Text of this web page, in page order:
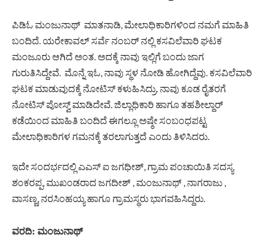
ಪಿಡಿಓ ಮಂಜುನಾಥ್ ಮಾತನಾಡಿ, ಮೇಲಾಧಿಕಾರಿಗಳಿಂದ ನಮಗೆ ಮಾಹಿತಿ
ಬಂದಿದೆ. ಯರೇಕಾವಲ್ ಸರ್ವೆ ನಂಬರ್ ನಲ್ಲಿ ಕಸವಿಲೆವಾರಿ ಘಟಕ
ಮಂಜೂರು ಆಗಿದೆ ಅಂತ. ಅದಕ್ಕೆ ನಾವು ಇಲ್ಲಿಗೆ ಬಂದು ಜಾಗ
ಗುರುತಿಸಿದ್ದೇವೆ. ಮೊನ್ನೆ ಇಓ, ನಾವು ಸ್ಥಳ ನೋಡಿ ಹೋಗಿದ್ದೆವು. ಕಸವಿಲೆವಾರಿ
ಘಟಕ ಮಾಡುವುದಕ್ಕೆ ನೋಟಿಸ್ ಕಳುಹಿಸಿದ್ರು. ನಾವು ಕೂಡ ರೈತರಗೆ
ನೋಟಿಸ್ ಪೋಸ್ವ್ ಮಾಡಿದೇವೆ. ಜಿಲ್ಲಾಧಿಕಾರಿ ಹಾಗೂ ತಹಶೀಲ್ದಾರ್
ಕಡೆಯಿಂದ ಮಾಹಿತಿ ಬಂದಿದೆ ಈಗಲ್ಲೂ ಅಷ್ಠೇ ಸಂಬಂಧಪಟ್ಟ
ಮೇಲಾಧಿಕಾರಿಗಳ ಗಮನಕ್ಕೆ ತರಲಾಗುತ್ತದೆ ಎಂದು ತಿಳಿಸಿದರು.
ಇದೇ ಸಂದರ್ಭದಲ್ಲಿ ಎಎಸ್ ಐ ಜಗಧೀಶ್, ಗ್ರಾಮ ಪಂಚಾಯಿತಿ ಸದಸ್ಯ
ಶಂಕರಪ್ಪ, ಮುಖಂಡರಾದ ಜಗದೀಶ್ , ಮಂಜುನಾಥ್ , ನಾಗರಾಜು ,
ವಾಸಣ್ಣ, ನರಸಿಂಹಯ್ಯ ಹಾಗೂ ಗ್ರಾಮಸ್ಥರು ಭಾಗವಹಿಸಿದ್ದರು.
ವರದಿ: ಮಂಜುನಾಥ್